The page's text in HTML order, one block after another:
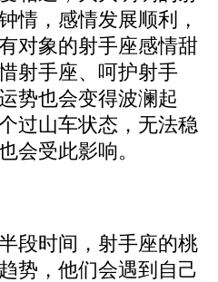
情，感情发展顺利，
对象的射手座感情甜
射手座、呵护射手
势也会变得波澜起
过山车状态，无法稳
会受此影响。
段时间，射手座的桃
势，他们会遇到自己